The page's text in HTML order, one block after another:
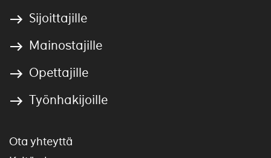
Sijoittajille
Mainostajille
Opettajille
Työnhakijoille
Ota yhteyttä